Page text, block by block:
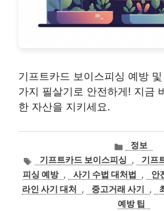
기프트카드 보이스피싱 예방
가지 필살기로 안전하게! 지금
한 자산을 지키세요.
카
테
고
리
정보
태
그
기프트카드 보이스피싱 , 기프
피싱 예방 , 사기 수법 대처법 , 안
라인 사기 대처
, 중고거래 사기 ,
예방 팁